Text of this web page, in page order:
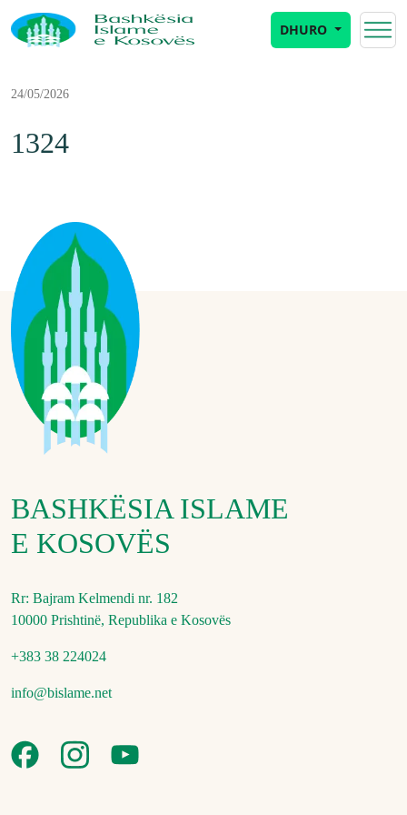
DHURO
24/05/2026
1324
BASHKËSIA ISLAME
E KOSOVËS
Rr: Bajram Kelmendi nr. 182
10000 Prishtinë, Republika e Kosovës
+383 38 224024
info@bislame.net